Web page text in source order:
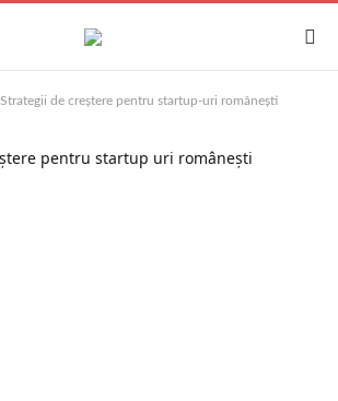
Strategii de creștere pentru startup-uri românești